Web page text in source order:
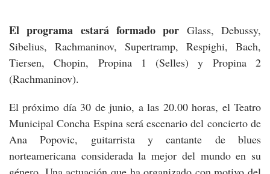
El programa estará formado por Glass, Debussy,
Sibelius, Rachmaninov, Supertramp, Respighi, Bach,
Tiersen, Chopin, Propina 1 (Selles) y Propina 2
(Rachmaninov).
El próximo día 30 de junio, a las 20.00 horas, el Teatro
Municipal Concha Espina será escenario del concierto de
Ana Popovic, guitarrista y cantante de blues
norteamericana considerada la mejor del mundo en su